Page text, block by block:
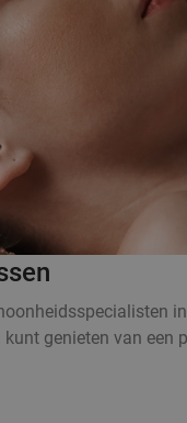
genieten van